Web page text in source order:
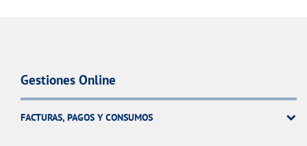
Gestiones Online
FACTURAS, PAGOS Y CONSUMOS